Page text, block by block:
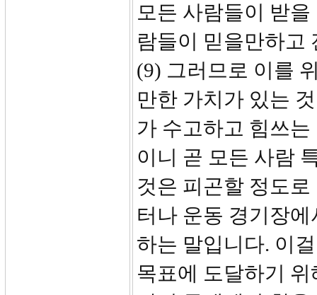
모든 사람들이 받
람들이 믿을만하고
(9) 그러므로 이를
만한 가치가 있는
가 수고하고 힘쓰
이니 곧 모든 사람
것은 피곤할 정도
터나 운동 경기장
하는 말입니다. 이
목표에 도달하기